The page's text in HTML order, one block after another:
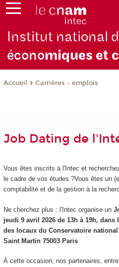
Institut national
économiques et
Accueil Carrières - emplois
Job Dating de
Vous êtes inscrits à l'Intec et
le cadre de vos études ?Vous êtes un
comptabilité et de la gestion à la
Ne cherchez plus : l'Intec organise un
jeudi 9 avril 2026 de 13h à 19h, dans
des locaux du Conservatoire
Saint Martin 75003 Paris
À cette occasion, nos partenaires,